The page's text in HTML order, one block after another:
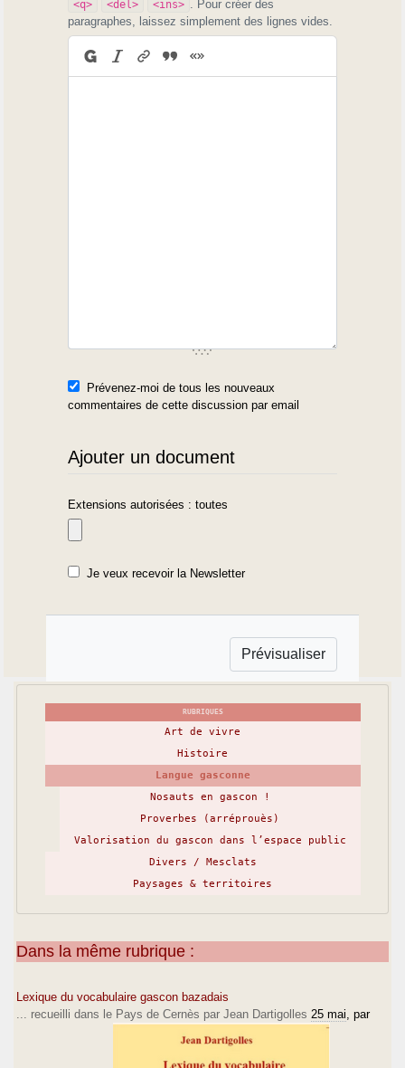
<q> <del> <ins>
. Pour créer des
paragraphes, laissez simplement des lignes vides.
Prévenez-moi de tous les nouveaux
commentaires de cette discussion par email
Ajouter un document
Extensions autorisées : toutes
Je veux recevoir la Newsletter
RUBRIQUES
Art de vivre
Histoire
Langue gasconne
Nosauts en gascon !
Proverbes (arréprouès)
Valorisation du gascon dans l’espace public
Divers / Mesclats
Paysages & territoires
Dans la même rubrique :
Lexique du vocabulaire gascon bazadais
... recueilli dans le Pays de Cernès par Jean Dartigolles 25 mai , par